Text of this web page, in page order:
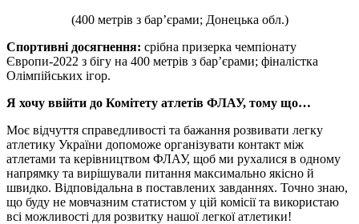
(400 метрів з бар’єрами; Донецька обл.)
Спортивні досягнення: срібна призерка чемпіонату
Європи-2022 з бігу на 400 метрів з бар’єрами; фіналістка
Олімпійських ігор.
Я хочу ввійти до Комітету атлетів ФЛАУ, тому що…
Моє відчуття справедливості та бажання розвивати легку
атлетику України допоможе організувати контакт між
атлетами та керівництвом ФЛАУ, щоб ми рухалися в одному
напрямку та вирішували питання максимально якісно й
швидко. Відповідальна в поставлених завданнях. Точно знаю,
що буду не мовчазним статистом у цій комісії та використаю
всі можливості для розвитку нашої легкої атлетики!